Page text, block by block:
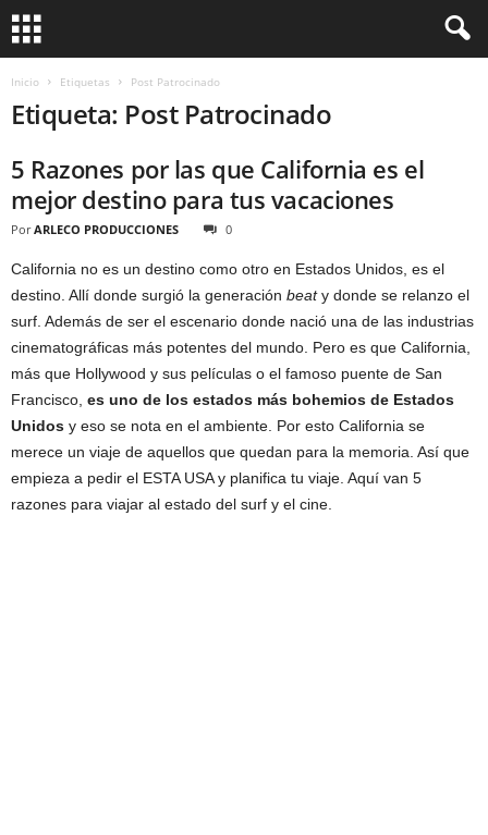
Inicio Etiquetas Post Patrocinado
Etiqueta: Post Patrocinado
5 Razones por las que California es el
mejor destino para tus vacaciones
Por ARLECO PRODUCCIONES 0
California no es un destino como otro en Estados Unidos, es el
destino. Allí donde surgió la generación beaty donde se relanzo el
surf. Además de ser el escenario donde nació una de las industrias
cinematográficas más potentes del mundo. Pero es que California,
más que Hollywood y sus películas o el famoso puente de San
Francisco, es uno de los estados más bohemios de Estados
Unidos y eso se nota en el ambiente. Por esto California se
merece un viaje de aquellos que quedan para la memoria. Así que
empieza a pedir el ESTA USA y planifica tu viaje. Aquí van 5
razones para viajar al estado del surf y el cine.